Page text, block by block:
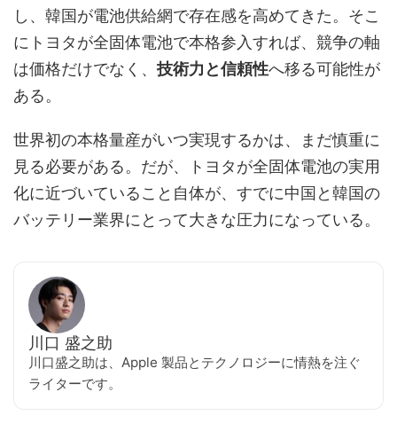
し、韓国が電池供給網で存在感を高めてきた。そこ
にトヨタが全固体電池で本格参入すれば、競争の軸
は価格だけでなく、 技術力と信頼性へ移る可能性が
ある。
世界初の本格量産がいつ実現するかは、まだ慎重に
見る必要がある。だが、トヨタが全固体電池の実用
化に近づいていること自体が、すでに中国と韓国の
バッテリー業界にとって大きな圧力になっている。
川口 盛之助
川口盛之助は、Apple 製品とテクノロジーに情熱を注ぐ
ライターです。